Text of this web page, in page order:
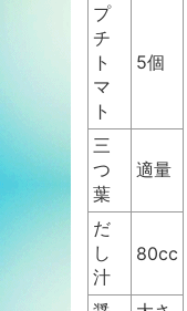
プ
チ
ト
マ
ト
5個
三
つ
葉
適量
だ
し
汁
80cc